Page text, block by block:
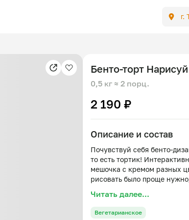
г.
Бенто-торт
0,5 кг ≈ 2 порц.
2 190 ₽
Описание и состав
Почувствуй себя бенто-
то есть тортик!
мешочка с кремом разных
рисовать было проще
Затем отрежьте
поймайте вдохновение и и
дырочка, тем тоньше линия.
Читать далее...
Вегетарианское